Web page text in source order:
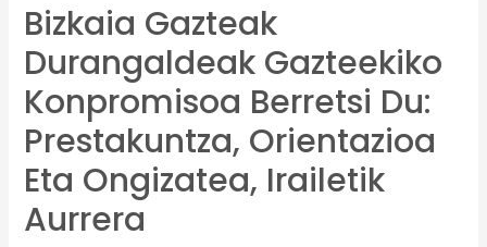
Bizkaia Gazteak
Durangaldeak Gazteekiko
Konpromisoa Berretsi Du:
Prestakuntza, Orientazioa
Eta Ongizatea, Irailetik
Aurrera